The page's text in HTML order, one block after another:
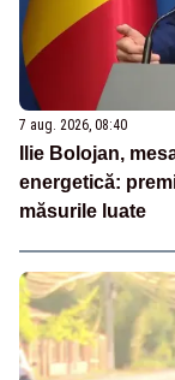
7 aug. 2026, 08:40
Ilie Bolojan,
energetică:
măsurile luate